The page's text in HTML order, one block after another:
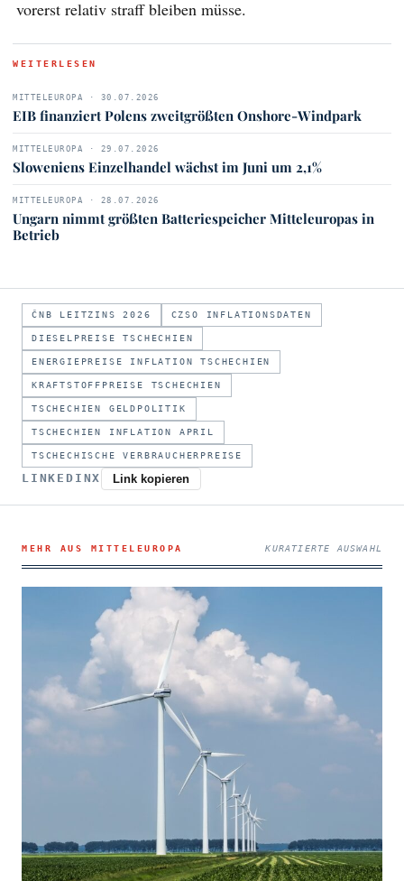
vorerst relativ straff bleiben müsse.
WEITERLESEN
MITTELEUROPA · 30.07.2026
EIB finanziert Polens zweitgrößten Onshore-Windpark
MITTELEUROPA · 29.07.2026
Sloweniens Einzelhandel wächst im Juni um 2,1%
MITTELEUROPA · 28.07.2026
Ungarn nimmt größten Batteriespeicher Mitteleuropas in
Betrieb
ČNB LEITZINS 2026 CZSO INFLATIONSDATEN
DIESELPREISE TSCHECHIEN
ENERGIEPREISE INFLATION TSCHECHIEN
KRAFTSTOFFPREISE TSCHECHIEN
TSCHECHIEN GELDPOLITIK
TSCHECHIEN INFLATION APRIL
TSCHECHISCHE VERBRAUCHERPREISE
LINKEDINX Link kopieren
MEHR AUS MITTELEUROPA KURATIERTE AUSWAHL